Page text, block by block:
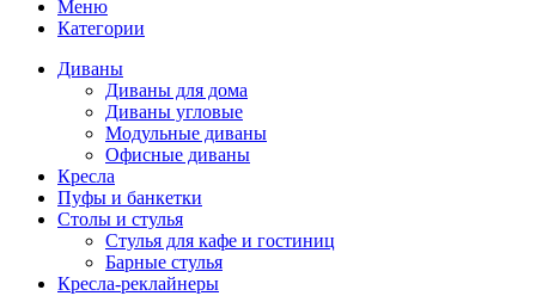
Меню
Категории
Диваны
Диваны для дома
Диваны угловые
Модульные диваны
Офисные диваны
Кресла
Пуфы и банкетки
Столы и стулья
Стулья для кафе и гостиниц
Барные стулья
Кресла-реклайнеры